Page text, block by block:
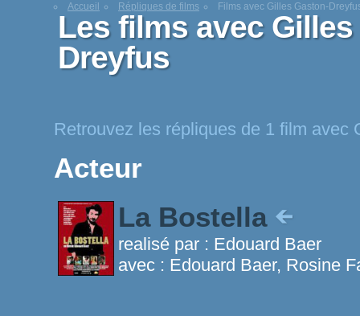
Accueil Répliques de films Films avec Gilles Gaston-
Les films avec
Dreyfus
Retrouvez les répliques de 1 film avec
Acteur
La Bostella
realisé par : Edouard Baer
avec : Edouard Baer, Rosine